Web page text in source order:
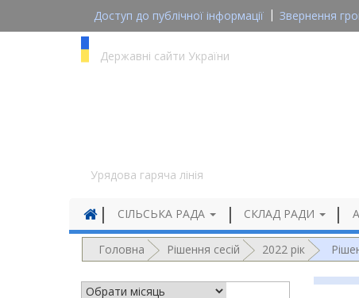
Доступ до публічної інформації Звернення
Державні сайти України
Урядова гаряча лінія
СІЛЬСЬКА РАДА СКЛАД РАДИ
Головна Рішення сесій 2022 рік
АРХІВ НОВИН